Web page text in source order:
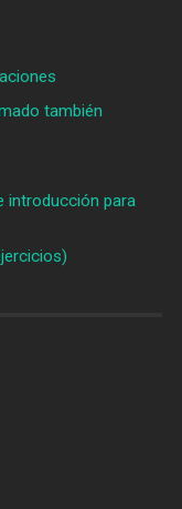
también
introducción para